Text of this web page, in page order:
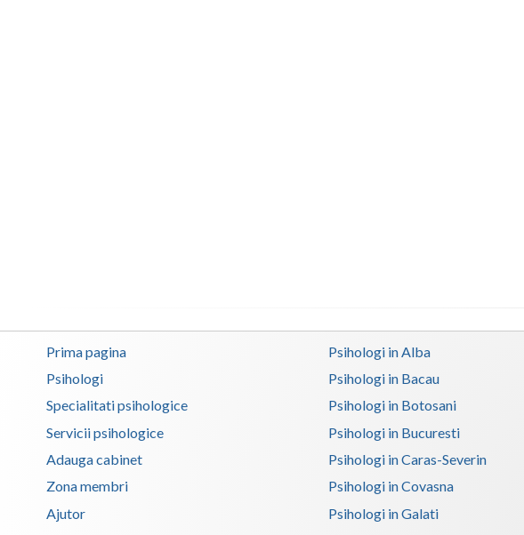
Prima pagina
Psihologi
Specialitati psihologice
Servicii psihologice
Adauga cabinet
Zona membri
Ajutor
Psihologi in Alba
Psihologi in Bacau
Psihologi in Botosani
Psihologi in Bucuresti
Psihologi in Caras-Severin
Psihologi in Covasna
Psihologi in Galati